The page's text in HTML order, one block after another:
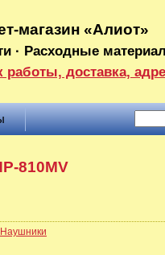
магазин «Алиот»
· Расходные
доставка,
810MV
Наушники